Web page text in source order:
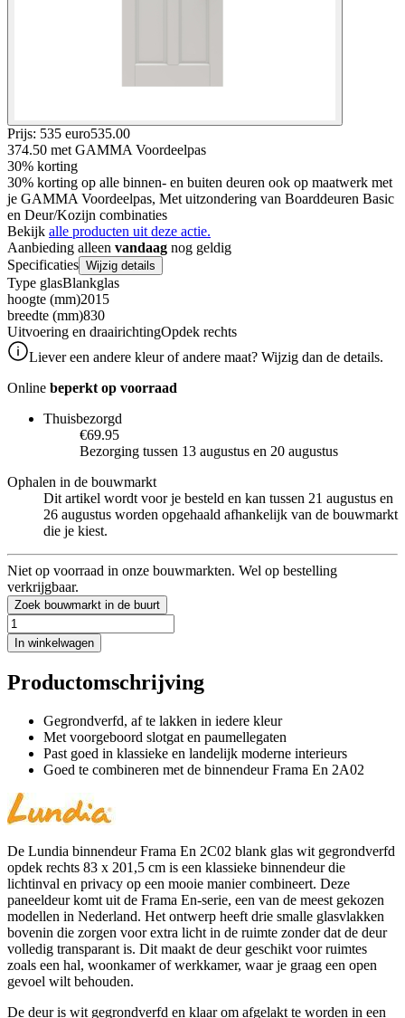
Prijs: 535 euro535.00
374.50 met GAMMA Voordeelpas
30% korting
30% korting op alle binnen- en buiten deuren ook op maatwerk met
je GAMMA Voordeelpas, Met uitzondering van Boarddeuren Basic
en Deur/Kozijn combinaties
Bekijk alle producten uit deze actie.
Aanbieding alleen vandaag nog geldig
Specificaties Wijzig details
Type glasBlankglas
hoogte (mm)2015
breedte (mm)830
Uitvoering en draairichtingOpdek rechts
Liever een andere kleur of andere maat? Wijzig dan de details.
Online beperkt op voorraad
Thuisbezorgd
€69.95
Bezorging tussen 13 augustus en 20 augustus
Ophalen in de bouwmarkt
Dit artikel wordt voor je besteld en kan tussen 21 augustus en
26 augustus worden opgehaald afhankelijk van de bouwmarkt
die je kiest.
Niet op voorraad in onze bouwmarkten. Wel op bestelling
verkrijgbaar.
Zoek bouwmarkt in de buurt
In winkelwagen
Productomschrijving
Gegrondverfd, af te lakken in iedere kleur
Met voorgeboord slotgat en paumellegaten
Past goed in klassieke en landelijk moderne interieurs
Goed te combineren met de binnendeur Frama En 2A02
De Lundia binnendeur Frama En 2C02 blank glas wit gegrondverfd
opdek rechts 83 x 201,5 cm is een klassieke binnendeur die
lichtinval en privacy op een mooie manier combineert. Deze
paneeldeur komt uit de Frama En-serie, een van de meest gekozen
modellen in Nederland. Het ontwerp heeft drie smalle glasvlakken
bovenin die zorgen voor extra licht in de ruimte zonder dat de deur
volledig transparant is. Dit maakt de deur geschikt voor ruimtes
zoals een hal, woonkamer of werkkamer, waar je graag een open
gevoel wilt behouden.
De deur is wit gegrondverfd en klaar om afgelakt te worden in een